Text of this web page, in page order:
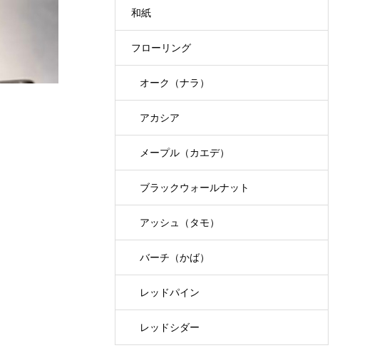
和紙
フローリング
オーク（ナラ）
アカシア
メープル（カエデ）
ブラックウォールナット
アッシュ（タモ）
バーチ（かば）
レッドパイン
レッドシダー